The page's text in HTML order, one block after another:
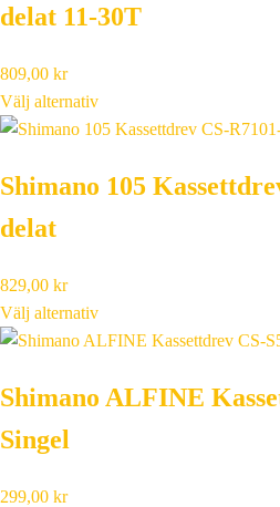
delat 11-30T
809,00 kr
Välj alternativ
Shimano 105
delat
829,00 kr
Välj alternativ
Shimano ALFINE
Singel
299,00 kr